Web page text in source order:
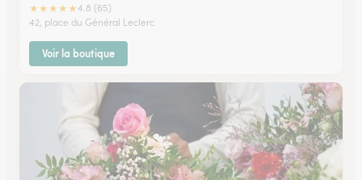
★★★★★4.8 (65)
42, place du Général Leclerc
Voir la boutique